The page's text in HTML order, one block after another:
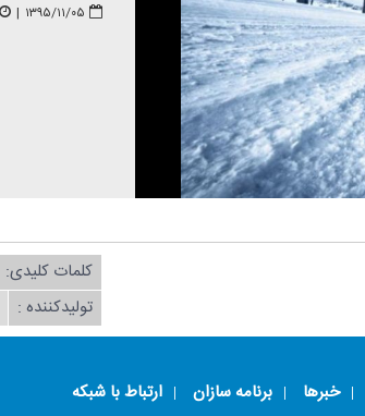
۱۳۹۵/۱۱/۰۵ |
کلمات کلیدی:
تولیدکننده :
خبرها برنامه سازان ارتباط با شبکه